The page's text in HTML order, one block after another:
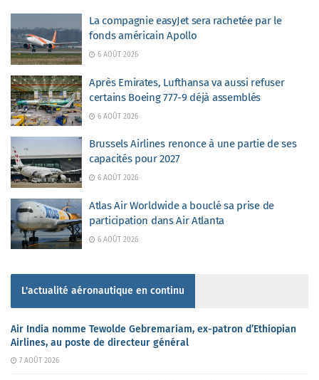
La compagnie easyJet sera rachetée par le
fonds américain Apollo
6 AOÛT 2026
Après Emirates, Lufthansa va aussi refuser
certains Boeing 777-9 déjà assemblés
6 AOÛT 2026
Brussels Airlines renonce à une partie de ses
capacités pour 2027
6 AOÛT 2026
Atlas Air Worldwide a bouclé sa prise de
participation dans Air Atlanta
6 AOÛT 2026
L'actualité aéronautique en continu
Air India nomme Tewolde Gebremariam, ex-patron d’Ethiopian
Airlines, au poste de directeur général
7 AOÛT 2026